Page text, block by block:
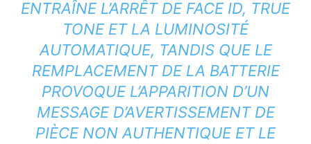
ENTRAÎNE L’ARRÊT DE FACE ID, TRUE
TONE ET LA LUMINOSITÉ
AUTOMATIQUE, TANDIS QUE LE
REMPLACEMENT DE LA BATTERIE
PROVOQUE L’APPARITION D’UN
MESSAGE D’AVERTISSEMENT DE
PIÈCE NON AUTHENTIQUE ET LE